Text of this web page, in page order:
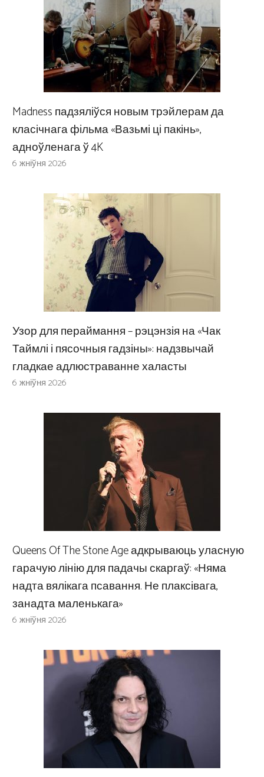
Madness падзяліўся новым трэйлерам да
класічнага фільма «Вазьмі ці пакінь»,
адноўленага ў 4K
6 жніўня 2026
Узор для пераймання – рэцэнзія на «Чак
Таймлі і пясочныя гадзіны»: надзвычай
гладкае адлюстраванне халасты
6 жніўня 2026
Queens Of The Stone Age адкрываюць уласную
гарачую лінію для падачы скаргаў: «Няма
надта вялікага псавання. Не плаксівага,
занадта маленькага»
6 жніўня 2026